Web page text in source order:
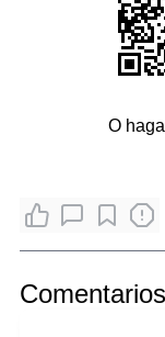
O haga
Comentarios